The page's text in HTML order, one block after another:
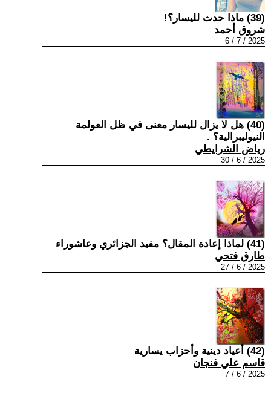
(39) ماذا حدث لليسار؟!
شروق أحمد
2025 / 7 / 6
(40) هل لا يزال لليسار معنى في ظل العولمة
النيوليبرالية؟ .
رياض الشرايطي
2025 / 6 / 30
(41) لماذا إعادة المقال؟ مفيد الجزائري وعاشوراء
طارق فتحي
2025 / 6 / 27
(42) أعياد دينية وأحزاب يسارية
قاسم علي فنجان
2025 / 6 / 7